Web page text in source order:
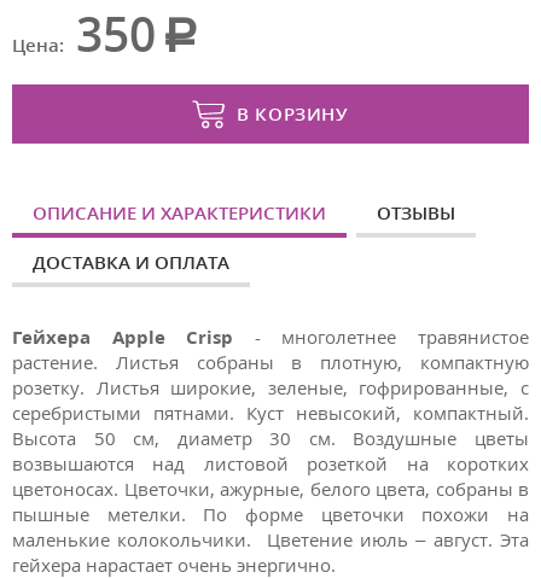
Цена: 350
В КОРЗИНУ
ОПИСАНИЕ И ХАРАКТЕРИСТИКИ ОТЗЫВЫ
ДОСТАВКА И ОПЛАТА
Гейхера Apple Crisp - многолетнее травянистое
растение. Листья собраны в плотную, компактную
розетку. Листья широкие, зеленые, гофрированные, с
серебристыми пятнами. Куст невысокий, компактный.
Высота 50 см, диаметр 30 см. Воздушные цветы
возвышаются над листовой розеткой на коротких
цветоносах. Цветочки, ажурные, белого цвета, собраны в
пышные метелки. По форме цветочки похожи на
маленькие колокольчики.
Цветение июль – август.Эта
гейхера нарастает очень энергично.